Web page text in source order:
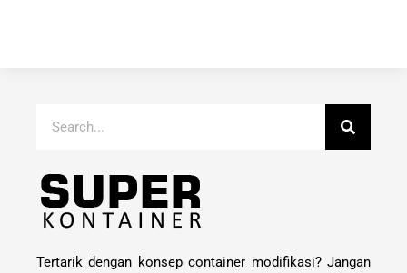
Tertarik dengan konsep container modifikasi? Jangan